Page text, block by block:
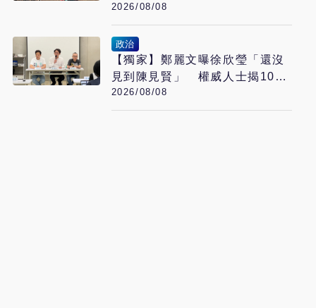
2026/08/08
政治
【獨家】鄭麗文曝徐欣瑩「還沒
見到陳見賢」 權威人士揭10次
接觸未果：整合最後一哩路
2026/08/08